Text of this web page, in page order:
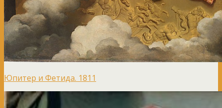
Юпитер и Фетида. 1811